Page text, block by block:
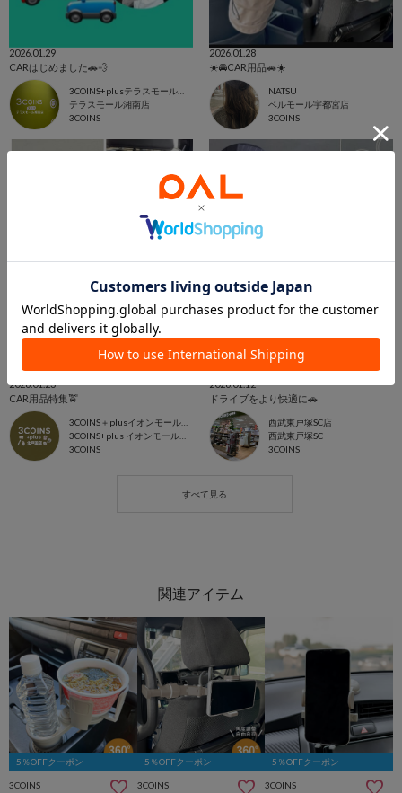
2026.01.29
CARはじめました🚗💨
3COINS+plusテラスモール湘南店
テラスモール湘南店
3COINS
2026.01.28
☀️🚘CAR用品🚗☀️
NATSU
ベルモール宇都宮店
3COINS
2026.01.23
CAR用品特集🚖
3COINS＋plusイオンモール北戸田店
3COINS+plus イオンモール北戸田店
3COINS
2026.01.12
ドライブをより快適に🚗
西武東戸塚SC店
西武東戸塚SC
3COINS
5％OFFクーポン
3COINS
5％OFFクーポン
3COINS
5％OFFクーポン
3COINS